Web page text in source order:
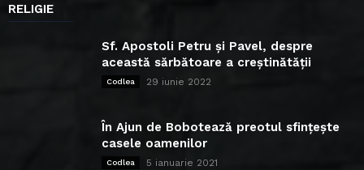
RELIGIE
Sf. Apostoli Petru și Pavel, despre
această sărbătoare a creștinătății
Codlea 29 iunie 2022
În Ajun de Bobotează preotul sfințește
casele oamenilor
Codlea 5 ianuarie 2021